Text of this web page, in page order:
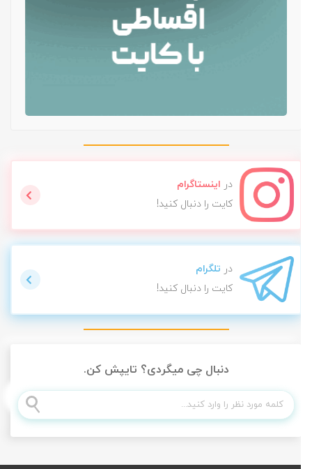
دراینستاگرام
کایت را دنبال کنید!
درتلگرام
کایت را دنبال کنید!
دنبال چی میگردی؟ تایپش کن.